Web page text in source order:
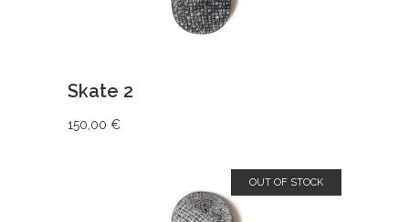
Skate 2
150,00 €
OUT OF STOCK